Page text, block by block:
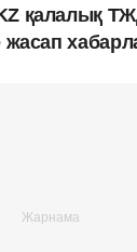
қалалық
жасап